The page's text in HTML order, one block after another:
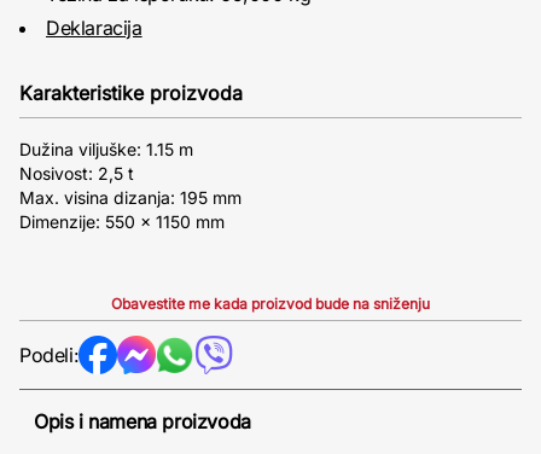
Deklaracija
Karakteristike proizvoda
Dužina viljuške: 1.15 m
Nosivost: 2,5 t
Max. visina dizanja: 195 mm
Dimenzije: 550 x 1150 mm
Obavestite me kada proizvod bude na sniženju
Podeli:
Opis i namena proizvoda